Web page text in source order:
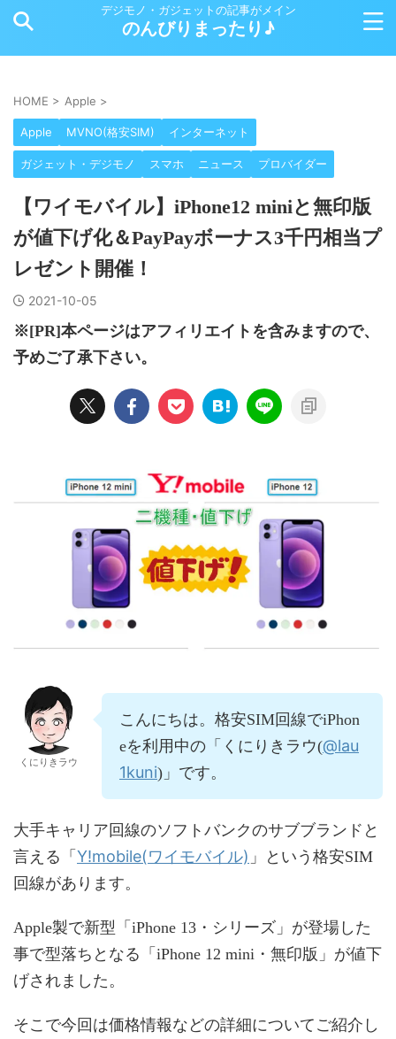
デジモノ・ガジェットの記事がメイン
のんびりまったり♪
HOME > Apple >
Apple MVNO(格安SIM) インターネット
ガジェット・デジモノ スマホ ニュース プロバイダー
【ワイモバイル】iPhone12 miniと無印版
が値下げ化＆PayPayボーナス3千円相当プ
レゼント開催！
2021-10-05
※[PR]本ページはアフィリエイトを含みますので、
予めご了承下さい。
くにりきラウ
こんにちは。格安SIM回線でiPhon
eを利用中の「くにりきラウ(@lau
1kuni)」です。
大手キャリア回線のソフトバンクのサブブランドと
言える「 Y!mobile(ワイモバイル) 」という格安SIM
回線があります。
Apple製で新型「iPhone 13・シリーズ」が登場した
事で型落ちとなる「iPhone 12 mini・無印版」が値下
げされました。
そこで今回は価格情報などの詳細についてご紹介し